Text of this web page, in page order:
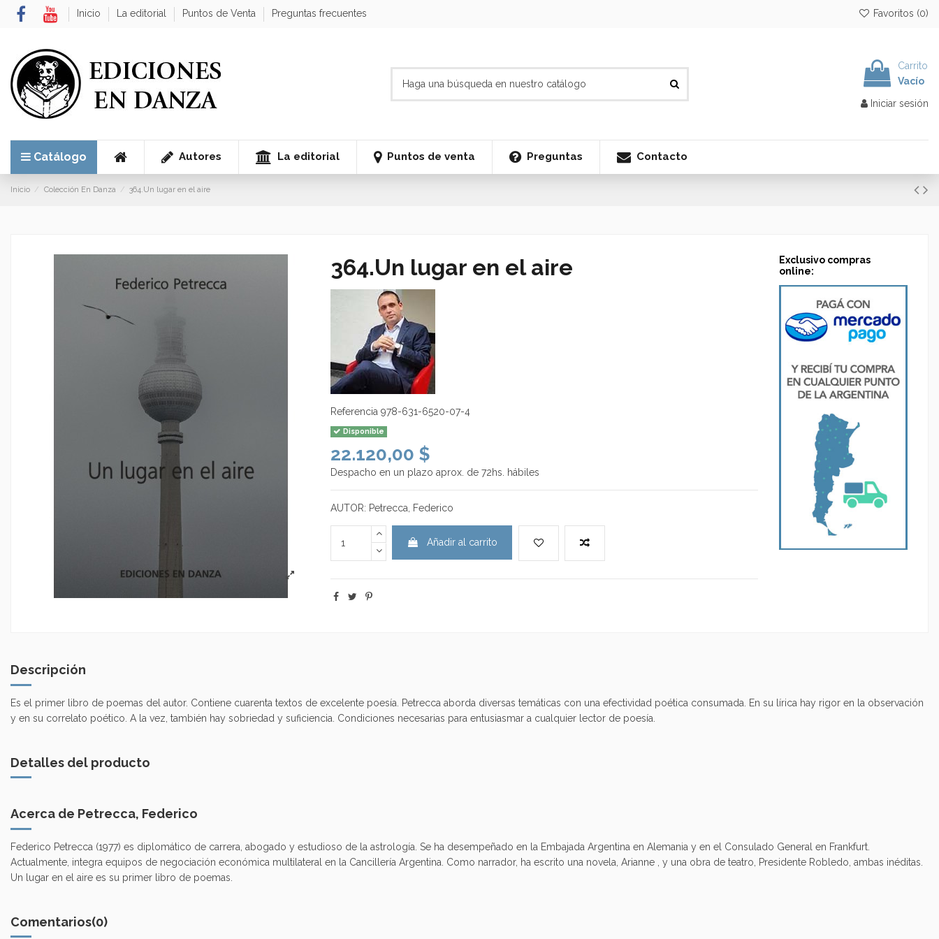
Inicio La editorial Puntos de Venta Preguntas frecuentes Favoritos (0)
Carrito
Vacío
Iniciar sesión
Catálogo Autores La editorial Puntos de venta Preguntas Contacto
Inicio Colección En Danza 364.Un lugar en el aire
364.Un lugar en el aire
Referencia 978-631-6520-07-4
Disponible
22.120,00 $
Despacho en un plazo aprox. de 72hs. hábiles
AUTOR: Petrecca, Federico
Añadir al carrito
Exclusivo compras
online:
Descripción
Es el primer libro de poemas del autor. Contiene cuarenta textos de excelente poesía. Petrecca aborda diversas temáticas con una efectividad poética consumada. En su lírica hay rigor en la observación
y en su correlato poético. A la vez, también hay sobriedad y suficiencia. Condiciones necesarias para entusiasmar a cualquier lector de poesía.
Detalles del producto
Acerca de Petrecca, Federico
Federico Petrecca (1977) es diplomático de carrera, abogado y estudioso de la astrología. Se ha desempeñado en la Embajada Argentina en Alemania y en el Consulado General en Frankfurt.
Actualmente, integra equipos de negociación económica multilateral en la Cancillería Argentina. Como narrador, ha escrito una novela, Arianne , y una obra de teatro, Presidente Robledo, ambas inéditas.
Un lugar en el aire es su primer libro de poemas.
Comentarios(0)